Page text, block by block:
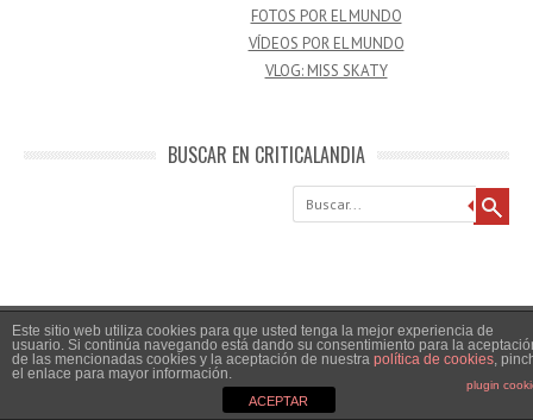
FOTOS POR EL MUNDO
VÍDEOS POR EL MUNDO
VLOG: MISS SKATY
BUSCAR EN CRITICALANDIA
Buscar
CONTACTO
Este sitio web utiliza cookies para que usted tenga la mejor experiencia de
usuario. Si continúa navegando está dando su consentimiento para la
de las mencionadas cookies y la aceptación de nuestra política de cookies,
el enlace para mayor información.
plugin
ACEPTAR